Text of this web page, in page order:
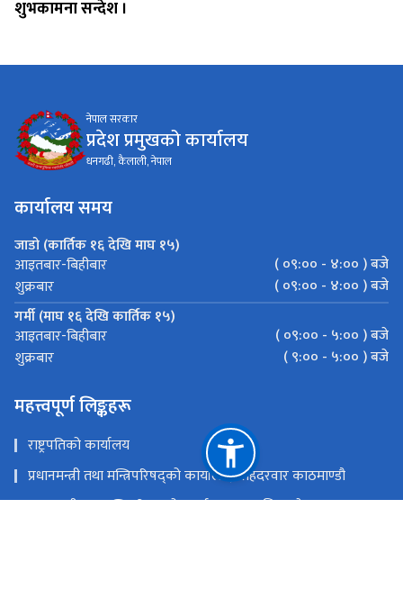
शुभकामना सन्देश ।
नेपाल सरकार
प्रदेश प्रमुखको कार्यालय
धनगढी, कैलाली, नेपाल
कार्यालय समय
जाडो (कार्तिक १६ देखि माघ १५)
आइतबार-बिहीबार
( ०९:०० - ४:०० ) बजे
शुक्रबार
( ०९:०० - ४:०० ) बजे
गर्मी (माघ १६ देखि कार्तिक १५)
आइतबार-बिहीबार
( ०९:०० - ५:०० ) बजे
शुक्रबार
( ९:०० - ५:०० ) बजे
महत्त्वपूर्ण लिङ्कहरू
राष्ट्रपतिको कार्यालय
प्रधानमन्त्री तथा मन्त्रिपरिषद्को कार्यालय, सिंहदरवार काठमाण्डौ
मुख्यमन्त्री तथा मन्त्रिपरिषद्को कार्यालय सुदूरपश्चिम प्रदेश